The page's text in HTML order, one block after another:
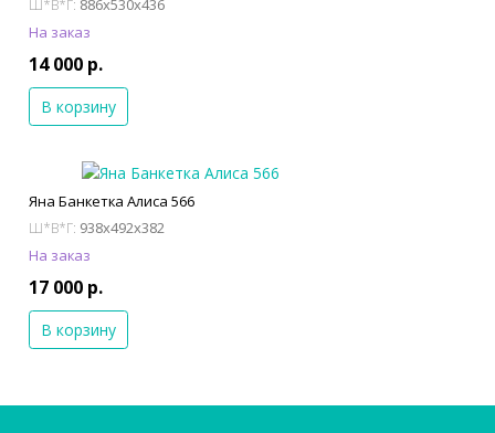
Ш*В*Г: 886x530x436
На заказ
14 000 р.
В корзину
Яна Банкетка Алиса 566
Ш*В*Г: 938x492x382
На заказ
17 000 р.
В корзину